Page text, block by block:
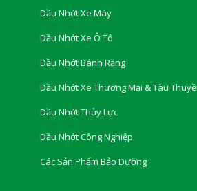
Dầu Nhớt Xe Máy
Dầu Nhớt Xe Ô Tô
Dầu Nhớt Bánh Răng
Dầu Nhớt Xe Thương Mại & Tàu
Dầu Nhớt Thủy Lực
Dầu Nhớt Công Nghiệp
Các Sản Phẩm Bảo Dưỡng